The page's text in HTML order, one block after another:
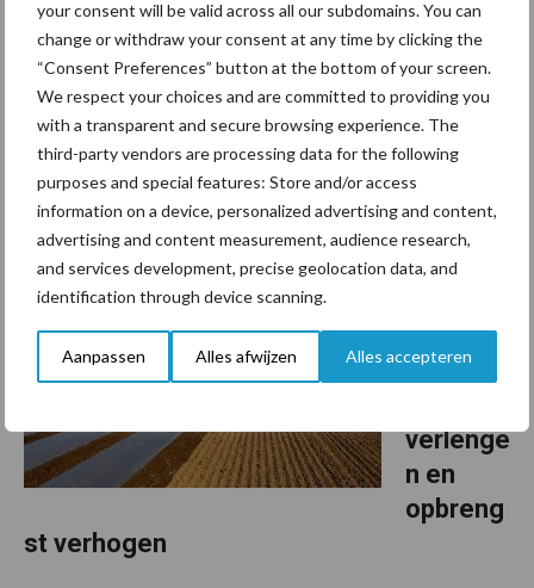
your consent will be valid across all our subdomains. You can
change or withdraw your consent at any time by clicking the
“Consent Preferences” button at the bottom of your screen.
We respect your choices and are committed to providing you
with a transparent and secure browsing experience. The
third-party vendors are processing data for the following
purposes and special features: Store and/or access
information on a device, personalized advertising and content,
advertising and content measurement, audience research,
and services development, precise geolocation data, and
identification through device scanning.
Aanpassen Alles afwijzen Alles accepteren
id en eigen voederproductie
Bodemgezondheid speelt een steeds grotere rol binnen de
melkveehouderij. Bij melkveebedrijf Milk & More in Geel baseren
Sofie Lietaer en Sander Soetemans hun bedrijfsvoering op
teeltrotatie, eigen voedergewassen en ...Lees meer
Mais
folie:
groeisei
verlenge
n en
opbreng
st verhogen
18 juni 2026